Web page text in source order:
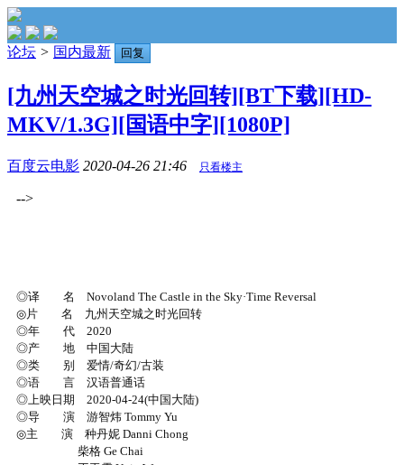
论坛 > 国内最新 回复
[九州天空城之时光回转][BT下载][HD-
MKV/1.3G][国语中字][1080P]
百度云电影 2020-04-26 21:46 只看楼主
-->
◎译 名 Novoland The Castle in the Sky·Time Reversal
◎片 名 九州天空城之时光回转
◎年 代 2020
◎产 地 中国大陆
◎类 别 爱情/奇幻/古装
◎语 言 汉语普通话
◎上映日期 2020-04-24(中国大陆)
◎导 演 游智炜 Tommy Yu
◎主 演 种丹妮 Danni Chong
柴格 Ge Chai